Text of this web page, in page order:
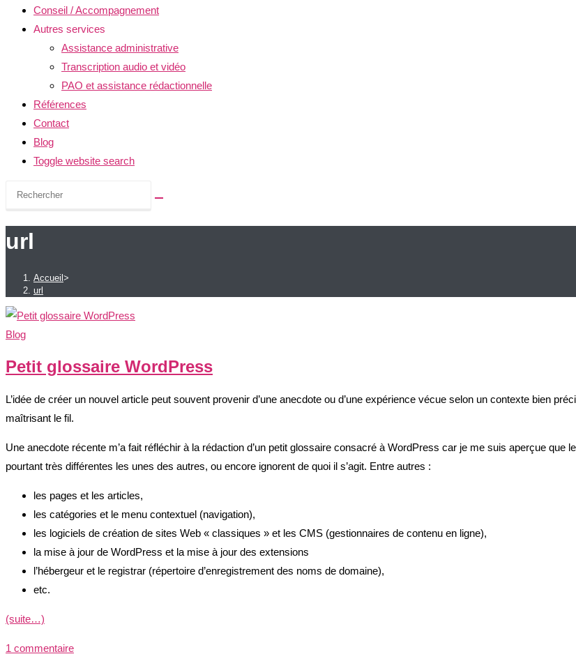
Conseil / Accompagnement
Autres services
Assistance administrative
Transcription audio et vidéo
PAO et assistance rédactionnelle
Références
Contact
Blog
Toggle website search
url
Accueil >
url
Blog
Petit glossaire WordPress
L’idée de créer un nouvel article peut souvent provenir d’une anecdote ou d’une expérience vécue selon un contexte bien
maîtrisant le fil.
Une anecdote récente m’a fait réfléchir à la rédaction d’un petit glossaire consacré à WordPress car je me suis aperçue
pourtant très différentes les unes des autres, ou encore ignorent de quoi il s’agit. Entre autres :
les pages et les articles,
les catégories et le menu contextuel (navigation),
les logiciels de création de sites Web « classiques » et les CMS (gestionnaires de contenu en ligne),
la mise à jour de WordPress et la mise à jour des extensions
l’hébergeur et le registrar (répertoire d’enregistrement des noms de domaine),
etc.
(suite…)
1 commentaire